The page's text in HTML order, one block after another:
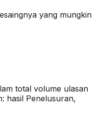
yang mungkin
total volume ulasan
hasil Penelusuran,